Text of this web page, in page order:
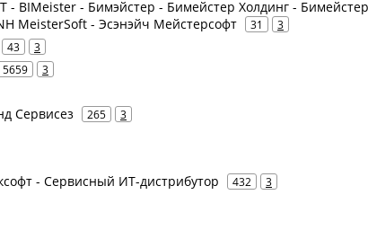
- BIMeister - Бимэйстер - Бимейстер Холдинг - Бимейстер
MeisterSoft - Эсэнэйч Мейстерсофт
31 3
43 3
5659 3
Сервисез 265 3
- Сервисный ИТ-дистрибутор 432 3